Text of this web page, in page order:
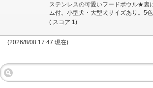
ステンレスの可愛いフードボウル★裏
ム付。小型犬・大型犬サイズあり。5色
( スコア 1)
(2026/8/08 17:47 現在)